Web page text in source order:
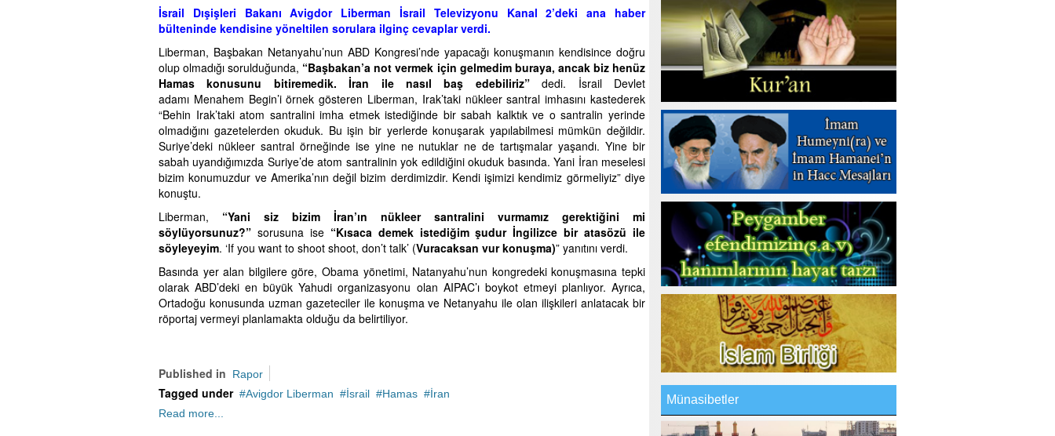
İsrail Dışişleri Bakanı Avigdor Liberman İsrail Televizyonu Kanal 2’deki ana haber
bülteninde kendisine yöneltilen sorulara ilginç cevaplar verdi.
Liberman, Başbakan Netanyahu’nun ABD Kongresi’nde yapacağı konuşmanın kendisince doğru
olup olmadığı sorulduğunda, “Başbakan’a not vermek için gelmedim buraya, ancak biz henüz
Hamas konusunu bitiremedik. İran ile nasıl baş edebiliriz”dedi. İsrail Devlet
adamı Menahem Begin’i örnek gösteren Liberman, Irak’taki nükleer santral imhasını kastederek
“Behin Irak’taki atom santralini imha etmek istediğinde bir sabah kalktık ve o santralin yerinde
olmadığını gazetelerden okuduk. Bu işin bir yerlerde konuşarak yapılabilmesi mümkün değildir.
Suriye’deki nükleer santral örneğinde ise yine ne nutuklar ne de tartışmalar yaşandı. Yine bir
sabah uyandığımızda Suriye’de atom santralinin yok edildiğini okuduk basında. Yani İran meselesi
bizim konumuzdur ve Amerika’nın değil bizim derdimizdir. Kendi işimizi kendimiz görmeliyiz” diye
konuştu.
Liberman, “Yani siz bizim İran’ın nükleer santralini vurmamız gerektiğini mi
söylüyorsunuz?” sorusuna ise “Kısaca demek istediğim şudur İngilizce bir atasözü ile
söyleyeyim. ‘If you want to shoot shoot, don’t talk’ (Vuracaksan vur konuşma)” yanıtını verdi.
Basında yer alan bilgilere göre, Obama yönetimi, Natanyahu’nun kongredeki konuşmasına tepki
olarak ABD’deki en büyük Yahudi organizasyonu olan AIPAC’ı boykot etmeyi planlıyor. Ayrıca,
Ortadoğu konusunda uzman gazeteciler ile konuşma ve Netanyahu ile olan ilişkileri anlatacak bir
röportaj vermeyi planlamakta olduğu da belirtiliyor.
Published in Rapor
Tagged under Avigdor Liberman İsrail Hamas
İran
Read more...
Münasibetler